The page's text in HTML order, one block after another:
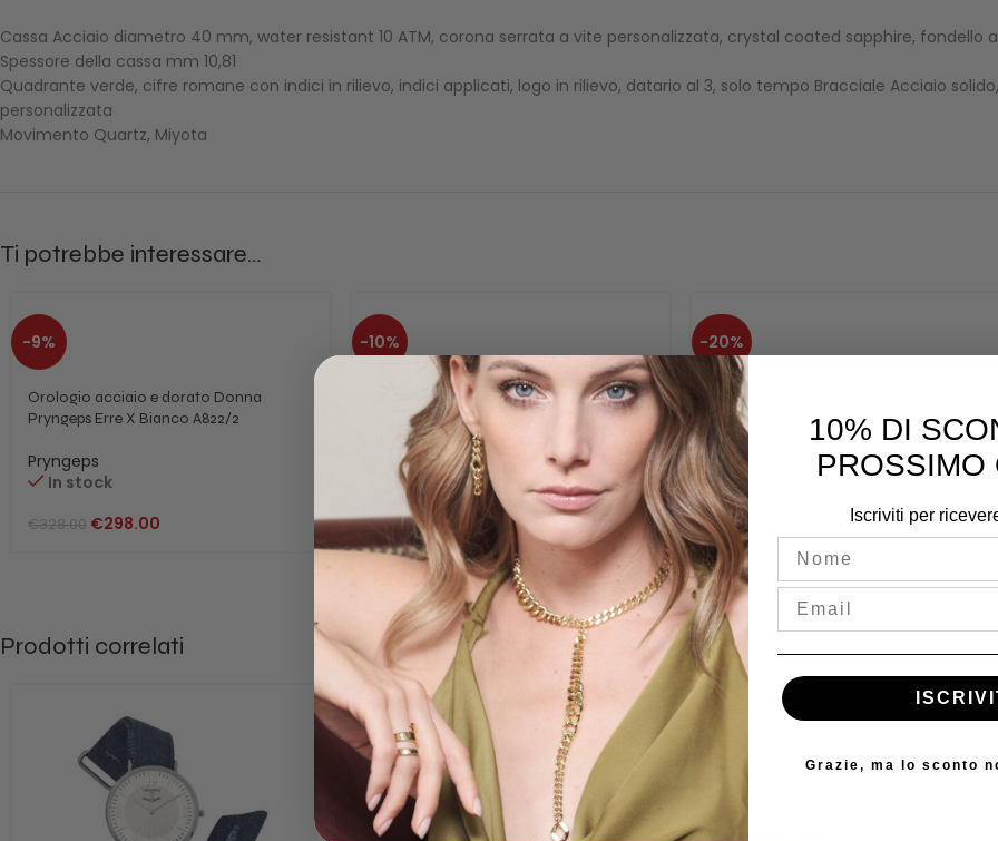
Cassa Acciaio diametro 40 mm, water resistant 10 ATM, corona serrata a vite personalizzata, crystal coated sapphire, fondello
Spessore della cassa mm 10,81
Quadrante verde, cifre romane con indici in rilievo, indici applicati, logo in rilievo, datario al 3, solo tempo Bracciale Acciaio
personalizzata
Movimento Quartz, Miyota
Ti potrebbe interessare…
-9%
Orologio acciaio e dorato Donna
Pryngeps Erre X Bianco A822/2
Pryngeps
In stock
€328.00 €298.00
-10%
Orologio Unisex acciaio blu ERRE X
Pryngeps A1096
Pryngeps
In stock
€288.00 €259.00
-20%
Orologio Uomo Philip Watch Heritage
Swan R8251141325
Philip Watch
In stock
€240.00
Prodotti correlati
10% DI
PROSSIMO
Iscriviti per
Grazie, ma lo sconto